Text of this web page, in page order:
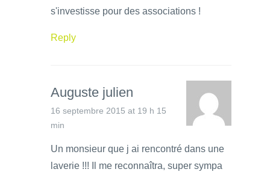
s'investisse pour des associations !
Reply
Auguste julien
16 septembre 2015 at 19 h 15
min
Un monsieur que j ai rencontré dans une
laverie !!! Il me reconnaîtra, super sympa